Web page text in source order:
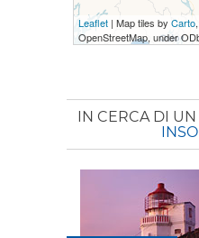
Leaflet| Map tiles by Carto
OpenStreetMap, under
IN CERCA DI UN